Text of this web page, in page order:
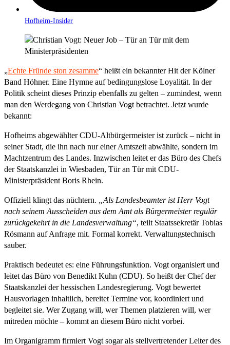
Hofheim-Insider
„Echte Fründe ston zesamme“ heißt ein bekannter Hit der Kölner
Band Höhner. Eine Hymne auf bedingungslose Loyalität. In der
Politik scheint dieses Prinzip ebenfalls zu gelten – zumindest, wenn
man den Werdegang von Christian Vogt betrachtet. Jetzt wurde
bekannt:
Hofheims abgewählter CDU-Altbürgermeister ist zurück – nicht in
seiner Stadt, die ihn nach nur einer Amtszeit abwählte, sondern im
Machtzentrum des Landes. Inzwischen leitet er das Büro des Chefs
der Staatskanzlei in Wiesbaden, Tür an Tür mit CDU-
Ministerpräsident Boris Rhein.
Offiziell klingt das nüchtern.
„Als Landesbeamter ist Herr Vogt
nach seinem Ausscheiden aus dem Amt als Bürgermeister regulär
zurückgekehrt in die Landesverwaltung“, teilt Staatssekretär Tobias
Rösmann auf Anfrage mit. Formal korrekt. Verwaltungstechnisch
sauber.
Praktisch bedeutet es: eine Führungsfunktion. Vogt organisiert und
leitet das Büro von Benedikt Kuhn (CDU). So heißt der Chef der
Staatskanzlei der hessischen Landesregierung. Vogt bewertet
Hausvorlagen inhaltlich, bereitet Termine vor, koordiniert und
begleitet sie. Wer Zugang will, wer Themen platzieren will, wer
mitreden möchte – kommt an diesem Büro nicht vorbei.
Im Organigramm firmiert Vogt sogar als stellvertretender Leiter des